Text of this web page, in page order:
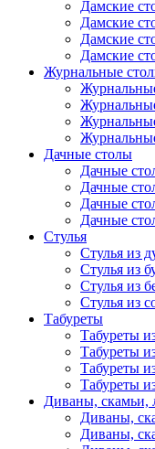
Дамские
Дамские
Дамские
Дамские
Журнальные
Дачные столы
Дачные
Дачные
Дачные
Дачные
Стулья
Стулья из
Стулья из
Стулья из
Стулья из
Табуреты
Табуреты
Табуреты
Табуреты
Табуреты
Диваны, скамьи,
Диваны,
Диваны,